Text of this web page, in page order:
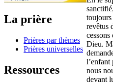
La prière
Prières par thèmes
Prières universelles
Ressources
revêtus
cessons
Dieu.
l’enfant
nous
devant